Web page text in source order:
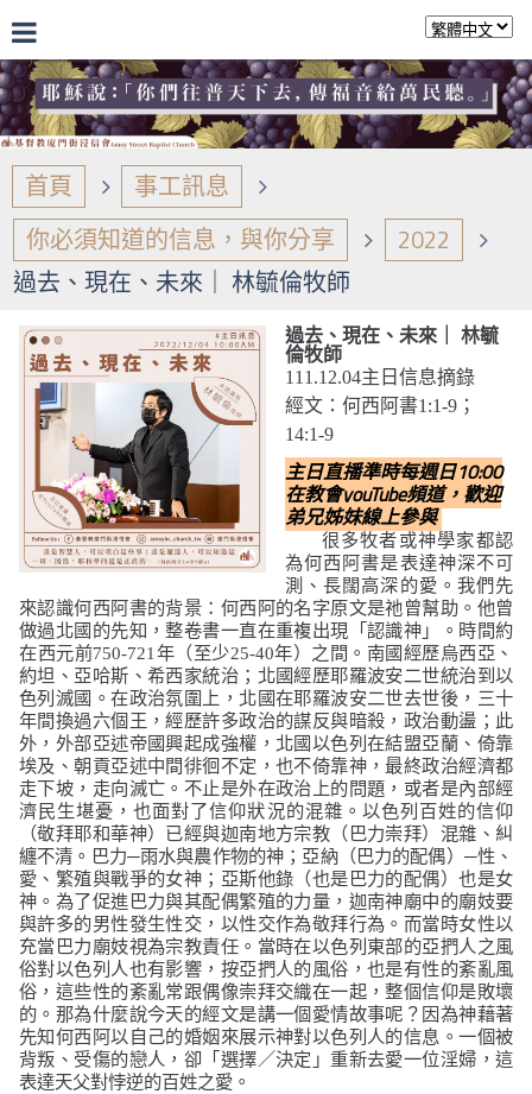
首頁
事工訊息
你必須知道的信息，與你分享
2022
過去、現在、未來｜ 林毓倫牧師
過去、現在、未來｜ 林毓
倫牧師
111.12.04主日信息摘錄
經文：何西阿書1:1-9；
14:1-9
主日直播準時每週日10:00
在教會youTube頻道，歡迎
弟兄姊妹線上參與
很多牧者或神學家都認
為何西阿書是表達神深不可
測、長闊高深的愛。我們先
來認識何西阿書的背景：何西阿的名字原文是祂曾幫助。他曾
做過北國的先知，整卷書一直在重複出現「認識神」。時間約
在西元前750-721 年（至少25-40年）之間。南國經歷烏西亞、
約坦、亞哈斯、希西家統治；北國經歷耶羅波安二世統治到以
色列滅國。在政治氛圍上，北國在耶羅波安二世去世後，三十
年間換過六個王，經歷許多政治的謀反與暗殺，政治動盪；此
外，外部亞述帝國興起成強權，北國以色列在結盟亞蘭、倚靠
埃及、朝貢亞述中間徘徊不定，也不倚靠神，最終政治經濟都
走下坡，走向滅亡。不止是外在政治上的問題，或者是內部經
濟民生堪憂，也面對了信仰狀況的混雜。以色列百姓的信仰
（敬拜耶和華神）已經與迦南地方宗教（巴力崇拜）混雜、糾
纏不清。巴力─雨水與農作物的神；亞納（巴力的配偶）─性、
愛、繁殖與戰爭的女神；亞斯他錄（也是巴力的配偶）也是女
神。為了促進巴力與其配偶繁殖的力量，迦南神廟中的廟妓要
與許多的男性發生性交，以性交作為敬拜行為。而當時女性以
充當巴力廟妓視為宗教責任。當時在以色列東部的亞捫人之風
俗對以色列人也有影響，按亞捫人的風俗，也是有性的紊亂風
俗，這些性的紊亂常跟偶像崇拜交織在一起，整個信仰是敗壞
的。那為什麼說今天的經文是講一個愛情故事呢？因為神藉著
先知何西阿以自己的婚姻來展示神對以色列人的信息。一個被
背叛、受傷的戀人，卻「選擇／決定」重新去愛一位淫婦，這
表達天父對悖逆的百姓之愛。